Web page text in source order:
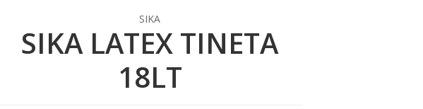
SIKA
SIKA LATEX TINETA
18LT